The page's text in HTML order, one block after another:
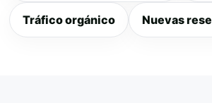
Tráfico orgánico Nuevas